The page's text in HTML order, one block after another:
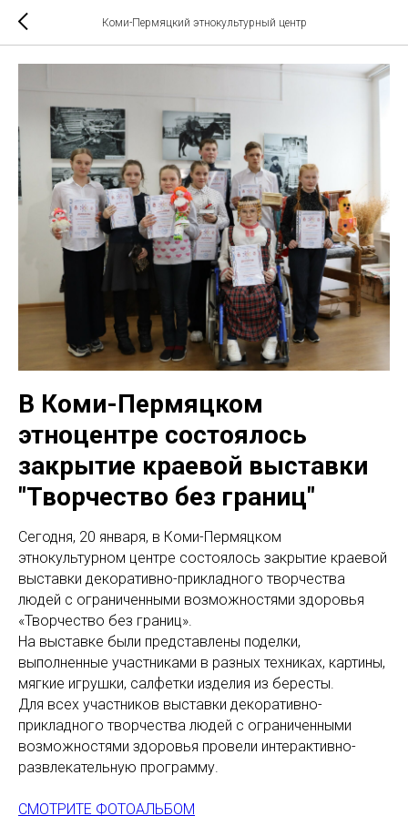
Коми-Пермяцкий этнокультурный центр
В Коми-Пермяцком
этноцентре состоялось
закрытие краевой выставки
"Творчество без границ"
Сегодня, 20 января, в Коми-Пермяцком
этнокультурном центре состоялось закрытие краевой
выставки декоративно-прикладного творчества
людей с ограниченными возможностями здоровья
«Творчество без границ».
На выставке были представлены поделки,
выполненные участниками в разных техниках, картины,
мягкие игрушки, салфетки изделия из бересты.
Для всех участников выставки декоративно-
прикладного творчества людей с ограниченными
возможностями здоровья провели интерактивно-
развлекательную программу.
СМОТРИТЕ ФОТОАЛЬБОМ